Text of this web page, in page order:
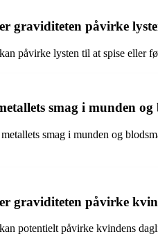
graviditeten påvirke
påvirke lysten til at spise eller
smag i munden
smag i munden og
graviditeten påvirke
potentielt påvirke kvindens